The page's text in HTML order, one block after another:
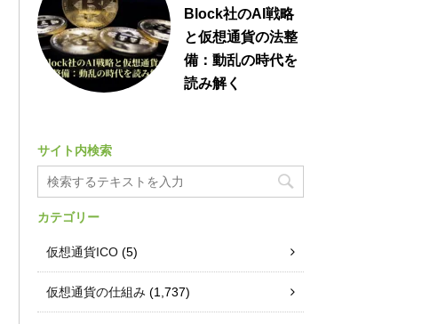
Block社のAI戦略
と仮想通貨の法整
備：動乱の時代を
読み解く
サイト内検索
カテゴリー
仮想通貨ICO (5)
仮想通貨の仕組み (1,737)